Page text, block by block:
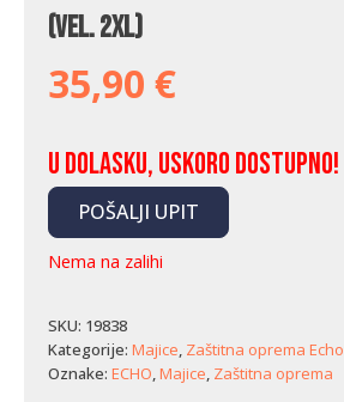
(vel. 2XL)
35,90 €
U dolasku, uskoro dostupno!
POŠALJI UPIT
Nema na zalihi
SKU: 19838
Kategorije: Majice, Zaštitna oprema Echo
Oznake: ECHO,Majice, Zaštitna oprema